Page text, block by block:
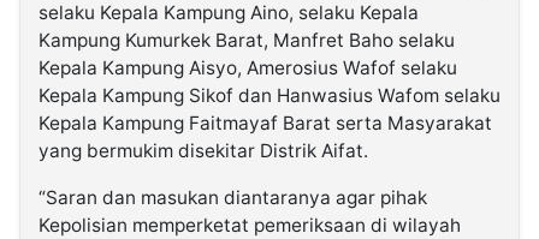
selaku Kepala Kampung Aino, selaku Kepala
Kampung Kumurkek Barat, Manfret Baho selaku
Kepala Kampung Aisyo, Amerosius Wafof selaku
Kepala Kampung Sikof dan Hanwasius Wafom selaku
Kepala Kampung Faitmayaf Barat serta Masyarakat
yang bermukim disekitar Distrik Aifat.
“Saran dan masukan diantaranya agar pihak
Kepolisian memperketat pemeriksaan di wilayah